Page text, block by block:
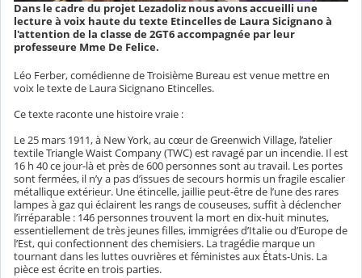
Dans le cadre du projet Lezadoliz nous avons accueilli une
lecture à voix haute du texte Etincelles de Laura Sicignano à
l'attention de la classe de 2GT6 accompagnée par leur
professeure Mme De Felice.
Léo Ferber, comédienne de Troisième Bureau est venue mettre en
voix le texte de Laura Sicignano Etincelles.
Ce texte raconte une histoire vraie :
Le 25 mars 1911, à New York, au cœur de Greenwich Village, l’atelier
textile Triangle Waist Company (TWC) est ravagé par un incendie. Il est
16 h 40 ce jour-là et près de 600 personnes sont au travail. Les portes
sont fermées, il n’y a pas d’issues de secours hormis un fragile escalier
métallique extérieur. Une étincelle, jaillie peut-être de l’une des rares
lampes à gaz qui éclairent les rangs de couseuses, suffit à déclencher
l’irréparable : 146 personnes trouvent la mort en dix-huit minutes,
essentiellement de très jeunes filles, immigrées d’Italie ou d’Europe de
l’Est, qui confectionnent des chemisiers. La tragédie marque un
tournant dans les luttes ouvrières et féministes aux États-Unis. La
pièce est écrite en trois parties.